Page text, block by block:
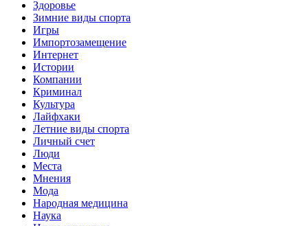
Здоровье
Зимние виды спорта
Игры
Импортозамещение
Интернет
Истории
Компании
Криминал
Культура
Лайфхаки
Летние виды спорта
Личный счет
Люди
Места
Мнения
Мода
Народная медицина
Наука